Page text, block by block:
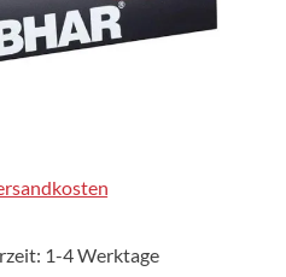
1-4 Werktage